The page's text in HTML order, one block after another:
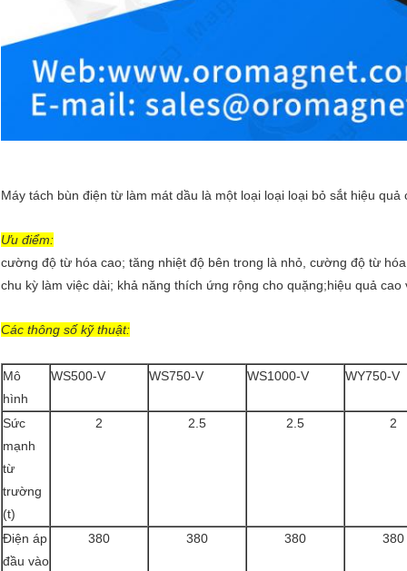
Máy tách bùn điện từ làm mát dầu là một loại loại loại bỏ sắt hiệu quả
Ưu điểm:
cường độ từ hóa cao; tăng nhiệt độ bên trong là nhỏ, cường độ từ
chu kỳ làm việc dài; khả năng thích ứng rộng cho quặng;hiệu quả cao
Các thông số kỹ thuật:
Mô
hình
WS500-V WS750-V WS1000-V WY750-V
Sức
mạnh
từ
trường
(t)
2 2.5 2.5 2
Điện áp
đầu vào
380 380 380 380